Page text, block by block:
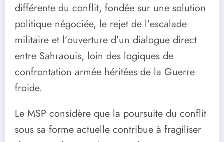
différente du conflit, fondée sur une solution
politique négociée, le rejet de l’escalade
militaire et l’ouverture d’un dialogue direct
entre Sahraouis, loin des logiques de
confrontation armée héritées de la Guerre
froide.
Le MSP considère que la poursuite du conflit
sous sa forme actuelle contribue à fragiliser